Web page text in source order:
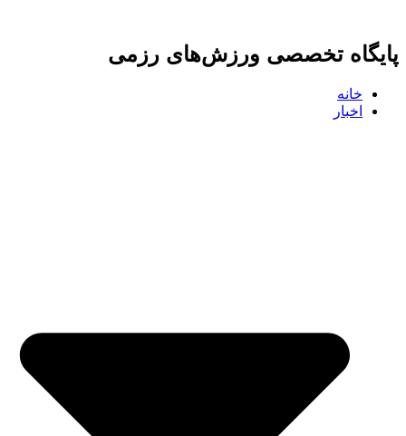
محتوا
پایگاه تخصصی ورزش‌های رزمی
خانه
اخبار